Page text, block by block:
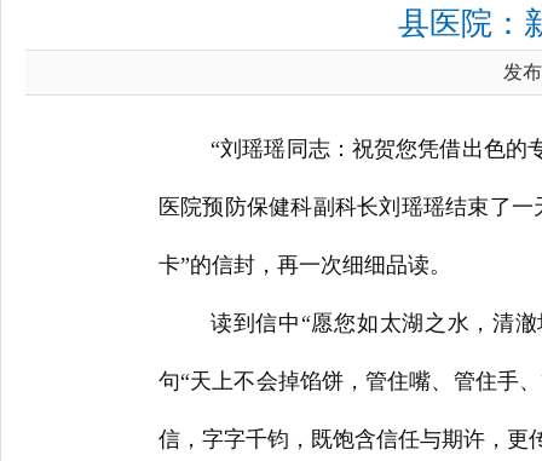
县医院：
发
“刘瑶瑶同志：祝贺您凭借出色
医院预防保健科副科长刘瑶瑶结束了
卡”的信封，再一次细细品读。
读到信中“愿您如太湖之水，清
句“天上不会掉馅饼，管住嘴、管住手
信，字字千钧，既饱含信任与期许，更